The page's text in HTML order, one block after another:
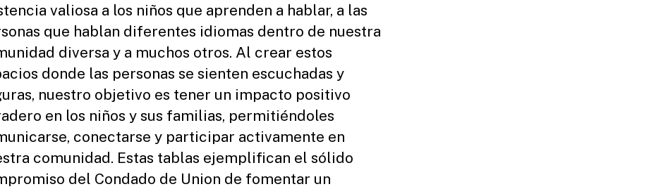
valiosa a los niños que aprenden a hablar, a las
que hablan diferentes idiomas dentro de nuestra
diversa y a muchos otros. Al crear estos
donde las personas se sienten escuchadas y
nuestro objetivo es tener un impacto positivo
en los niños y sus familias, permitiéndoles
conectarse y participar activamente en
comunidad. Estas tablas ejemplifican el sólido
del Condado de Union de fomentar un